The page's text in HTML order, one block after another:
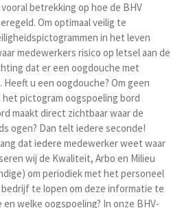
betrekking op hoe de BHV
Om optimaal veilig te
in het leven
medewerkers risico op letsel aan de
dat er een oogdouche met
u een oogdouche? Om geen
pictogram oogspoeling bord
maakt direct zichtbaar waar de
ogen? Dan telt iedere seconde!
dat iedere medewerker weet waar
wij de Kwaliteit, Arbo en Milieu
om periodiek met het personeel
te lopen om deze informatie te
welke oogspoeling? In onze BHV-